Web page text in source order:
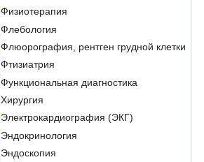
Физиотерапия
Флебология
Флюорография, рентген грудной клетки
Фтизиатрия
Функциональная диагностика
Хирургия
Электрокардиография (ЭКГ)
Эндокринология
Эндоскопия